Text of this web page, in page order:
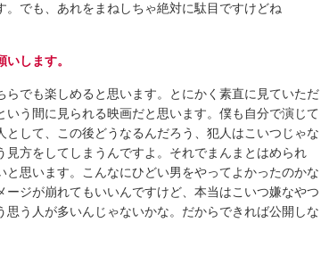
でも、あれをまねしちゃ絶対に駄目ですけどね
します。
でも楽しめると思います。とにかく素直に見ていただ
う間に見られる映画だと思います。僕も自分で演じて
して、この後どうなるんだろう、犯人はこいつじゃな
方をしてしまうんですよ。それでまんまとはめられ
思います。こんなにひどい男をやってよかったのかな
ジが崩れてもいいんですけど、本当はこいつ嫌なやつ
う人が多いんじゃないかな。だからできれば公開しな